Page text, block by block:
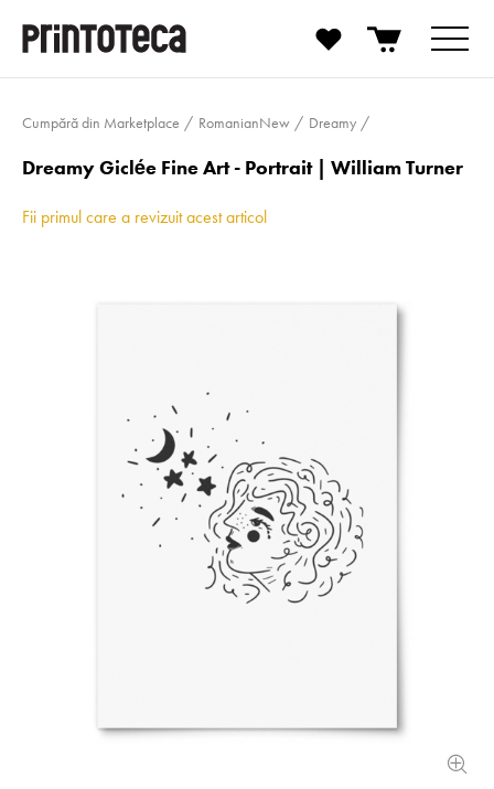
Cumpără din Marketplace RomanianNew Dreamy
Dreamy Giclée Fine Art - Portrait | William Turner
Fii primul care a revizuit acest articol